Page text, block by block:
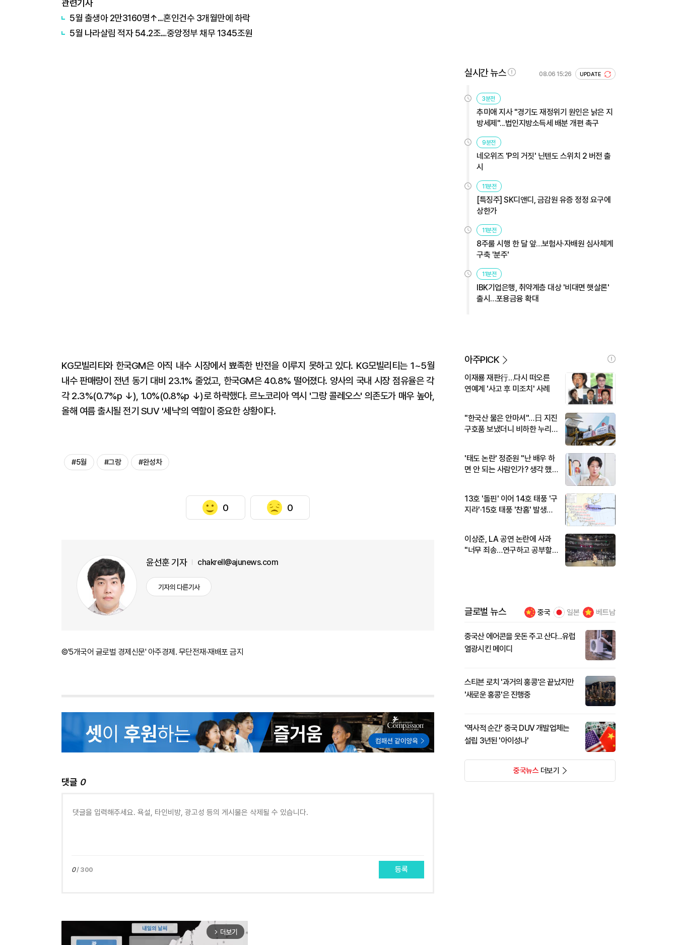
관련기사
5월 출생아 2만3160명↑…혼인건수 3개월만에 하락
5월 나라살림 적자 54.2조…중앙정부 채무 1345조원
KG모빌리티와 한국GM은 아직 내수 시장에서 뾰족한 반전을 이루지 못하고 있다. KG모빌리티는 1~5월
내수 판매량이 전년 동기 대비 23.1% 줄었고, 한국GM은 40.8% 떨어졌다. 양사의 국내 시장 점유율은 각
각 2.3%(0.7%p ↓), 1.0%(0.8%p ↓)로 하락했다. 르노코리아 역시 '그랑 콜레오스' 의존도가 매우 높아,
올해 여름 출시될 전기 SUV '세닉'의 역할이 중요한 상황이다.
#5월 #그랑 #완성차
0 0
윤선훈 기자 chakrell@ajunews.com
기자의 다른기사
©'5개국어 글로벌 경제신문' 아주경제. 무단전재·재배포 금지
댓글 0
0/ 300 등록
arrow_forward_ios 더보기
실시간 뉴스 08.06 15:26 UPDATE
3분전
추미애 지사 "경기도 재정위기 원인은 낡은 지
방세제"...법인지방소득세 배분 개편 촉구
9분전
네오위즈 'P의 거짓' 닌텐도 스위치 2 버전 출
시
11분전
[특징주] SK디앤디, 금감원 유증 정정 요구에
상한가
11분전
8주룰 시행 한 달 앞…보험사·자배원 심사체계
구축 '분주'
11분전
IBK기업은행, 취약계층 대상 '비대면 햇살론'
출시…포용금융 확대
아주PICK
이재룡 재판行…다시 떠오른
연예계 '사고 후 미조치' 사례
"한국산 물은 안마셔"…日 지진
구호품 보냈더니 비하한 누리
'태도 논란' 정준원 "난 배우 하
면 안 되는 사람인가? 생각 했
13호 '돌핀' 이어 14호 태풍 '구
지라'·15호 태풍 '찬홈' 발생…
이상준, LA 공연 논란에 사과
"너무 죄송…연구하고 공부할
글로벌 뉴스 중국 일본 베트남
중국산 에어콘을 웃돈 주고 산다...유럽
열광시킨 메이디
스티븐 로치 '과거의 홍콩'은 끝났지만
'새로운 홍콩'은 진행중
'역사적 순간' 중국 DUV 개발업체는
설립 3년된 '아이성나'
중국뉴스더보기